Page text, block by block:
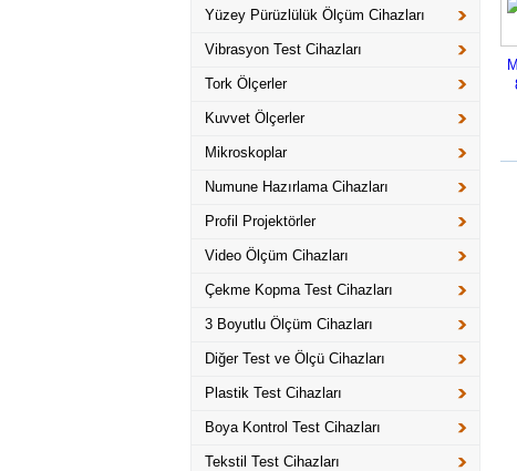
Yüzey Pürüzlülük Ölçüm Cihazları
Vibrasyon Test Cihazları
Tork Ölçerler
Kuvvet Ölçerler
Mikroskoplar
Numune Hazırlama Cihazları
Profil Projektörler
Video Ölçüm Cihazları
Çekme Kopma Test Cihazları
3 Boyutlu Ölçüm Cihazları
Diğer Test ve Ölçü Cihazları
Plastik Test Cihazları
Boya Kontrol Test Cihazları
Tekstil Test Cihazları